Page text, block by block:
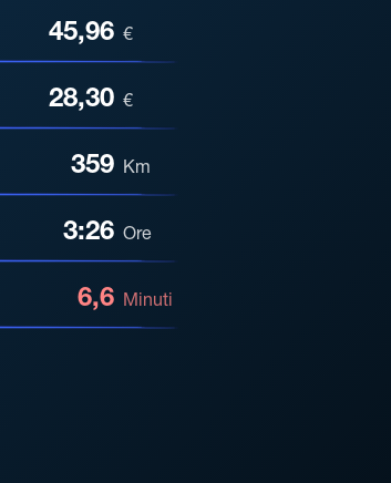
45,96 €
28,30 €
359 Km
3:26 Ore
6,6 Minuti